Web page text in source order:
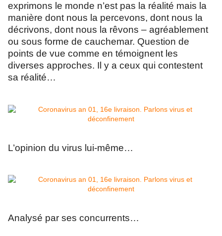
exprimons le monde n’est pas la réalité mais la
manière dont nous la percevons, dont nous la
décrivons, dont nous la rêvons – agréablement
ou sous forme de cauchemar. Question de
points de vue comme en témoignent les
diverses approches. Il y a ceux qui contestent
sa réalité…
L’opinion du virus lui-même…
Analysé par ses concurrents…